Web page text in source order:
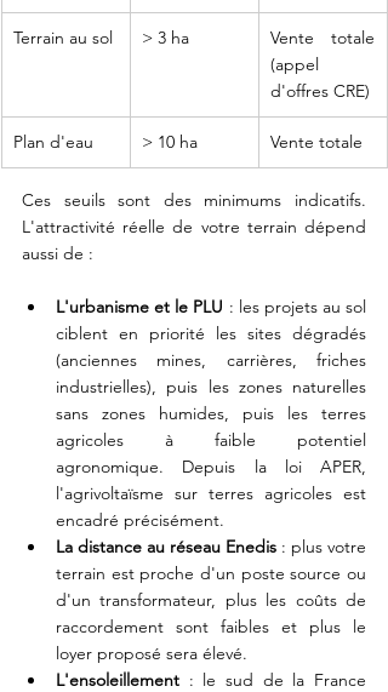
Terrain au sol > 3 ha
Vente totale
(appel
d'offres CRE)
Plan d'eau > 10 ha Vente totale
Ces seuils sont des minimums indicatifs.
L'attractivité réelle de votre terrain dépend
aussi de :
L'urbanisme et le PLU : les projets au sol
ciblent en priorité les sites dégradés
(anciennes mines, carrières, friches
industrielles), puis les zones naturelles
sans zones humides, puis les terres
agricoles à faible potentiel
agronomique. Depuis la loi APER,
l'agrivoltaïsme sur terres agricoles est
encadré précisément.
La distance au réseau Enedis : plus votre
terrain est proche d'un poste source ou
d'un transformateur, plus les coûts de
raccordement sont faibles et plus le
loyer proposé sera élevé.
L'ensoleillement : le sud de la France